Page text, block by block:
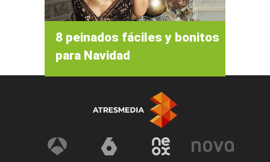
8 peinados fáciles y bonitos
para Navidad